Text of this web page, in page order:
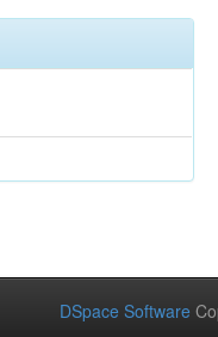
DSpace Software